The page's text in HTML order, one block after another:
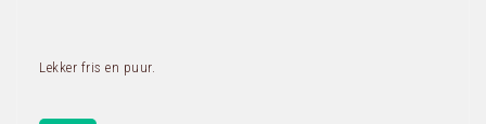
Lekker fris en puur.